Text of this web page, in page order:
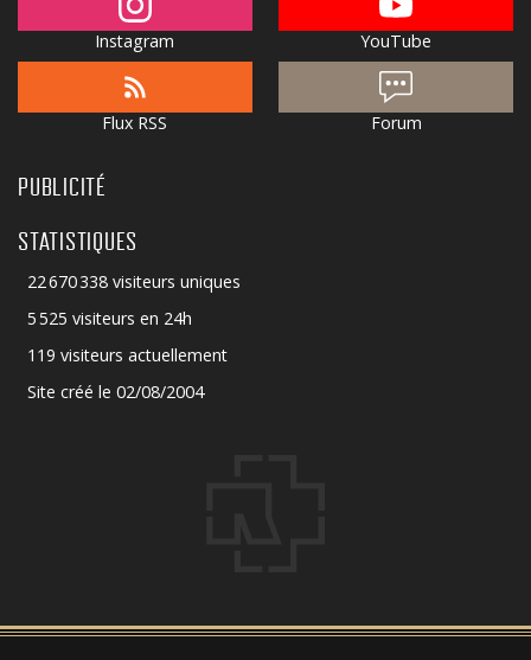
Instagram YouTube
Flux RSS Forum
PUBLICITÉ
STATISTIQUES
22 670 338 visiteurs uniques
5 525 visiteurs en 24h
119 visiteurs actuellement
Site créé le 02/08/2004